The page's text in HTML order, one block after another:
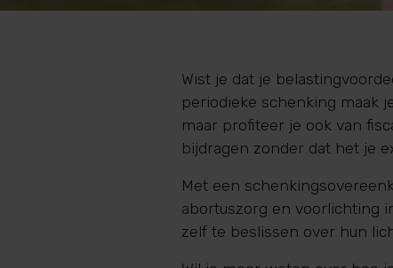
Wist je dat je
periodieke schenking maak
maar profiteer je ook van
bijdragen zonder dat het je
Met een
abortuszorg en voorlichting
zelf te beslissen over hun